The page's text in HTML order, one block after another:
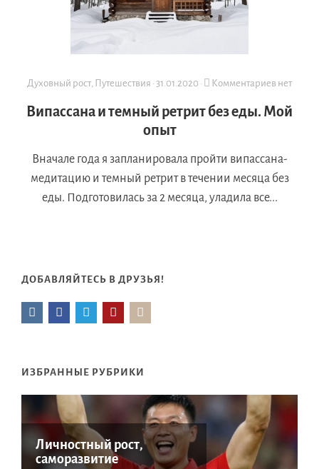
Духовный рост, Путешествия · 31.01.2020 · Комментариев нет
Випассана и темный ретрит без еды. Мой
опыт
Вначале года я запланировала пройти випассана-
медитацию и темный ретрит в течении месяца без
еды. Подготовилась за 2 месяца, уладила все...
ДОБАВЛЯЙТЕСЬ В ДРУЗЬЯ!
ИЗБРАННЫЕ РУБРИКИ
Личностный рост,
саморазвитие